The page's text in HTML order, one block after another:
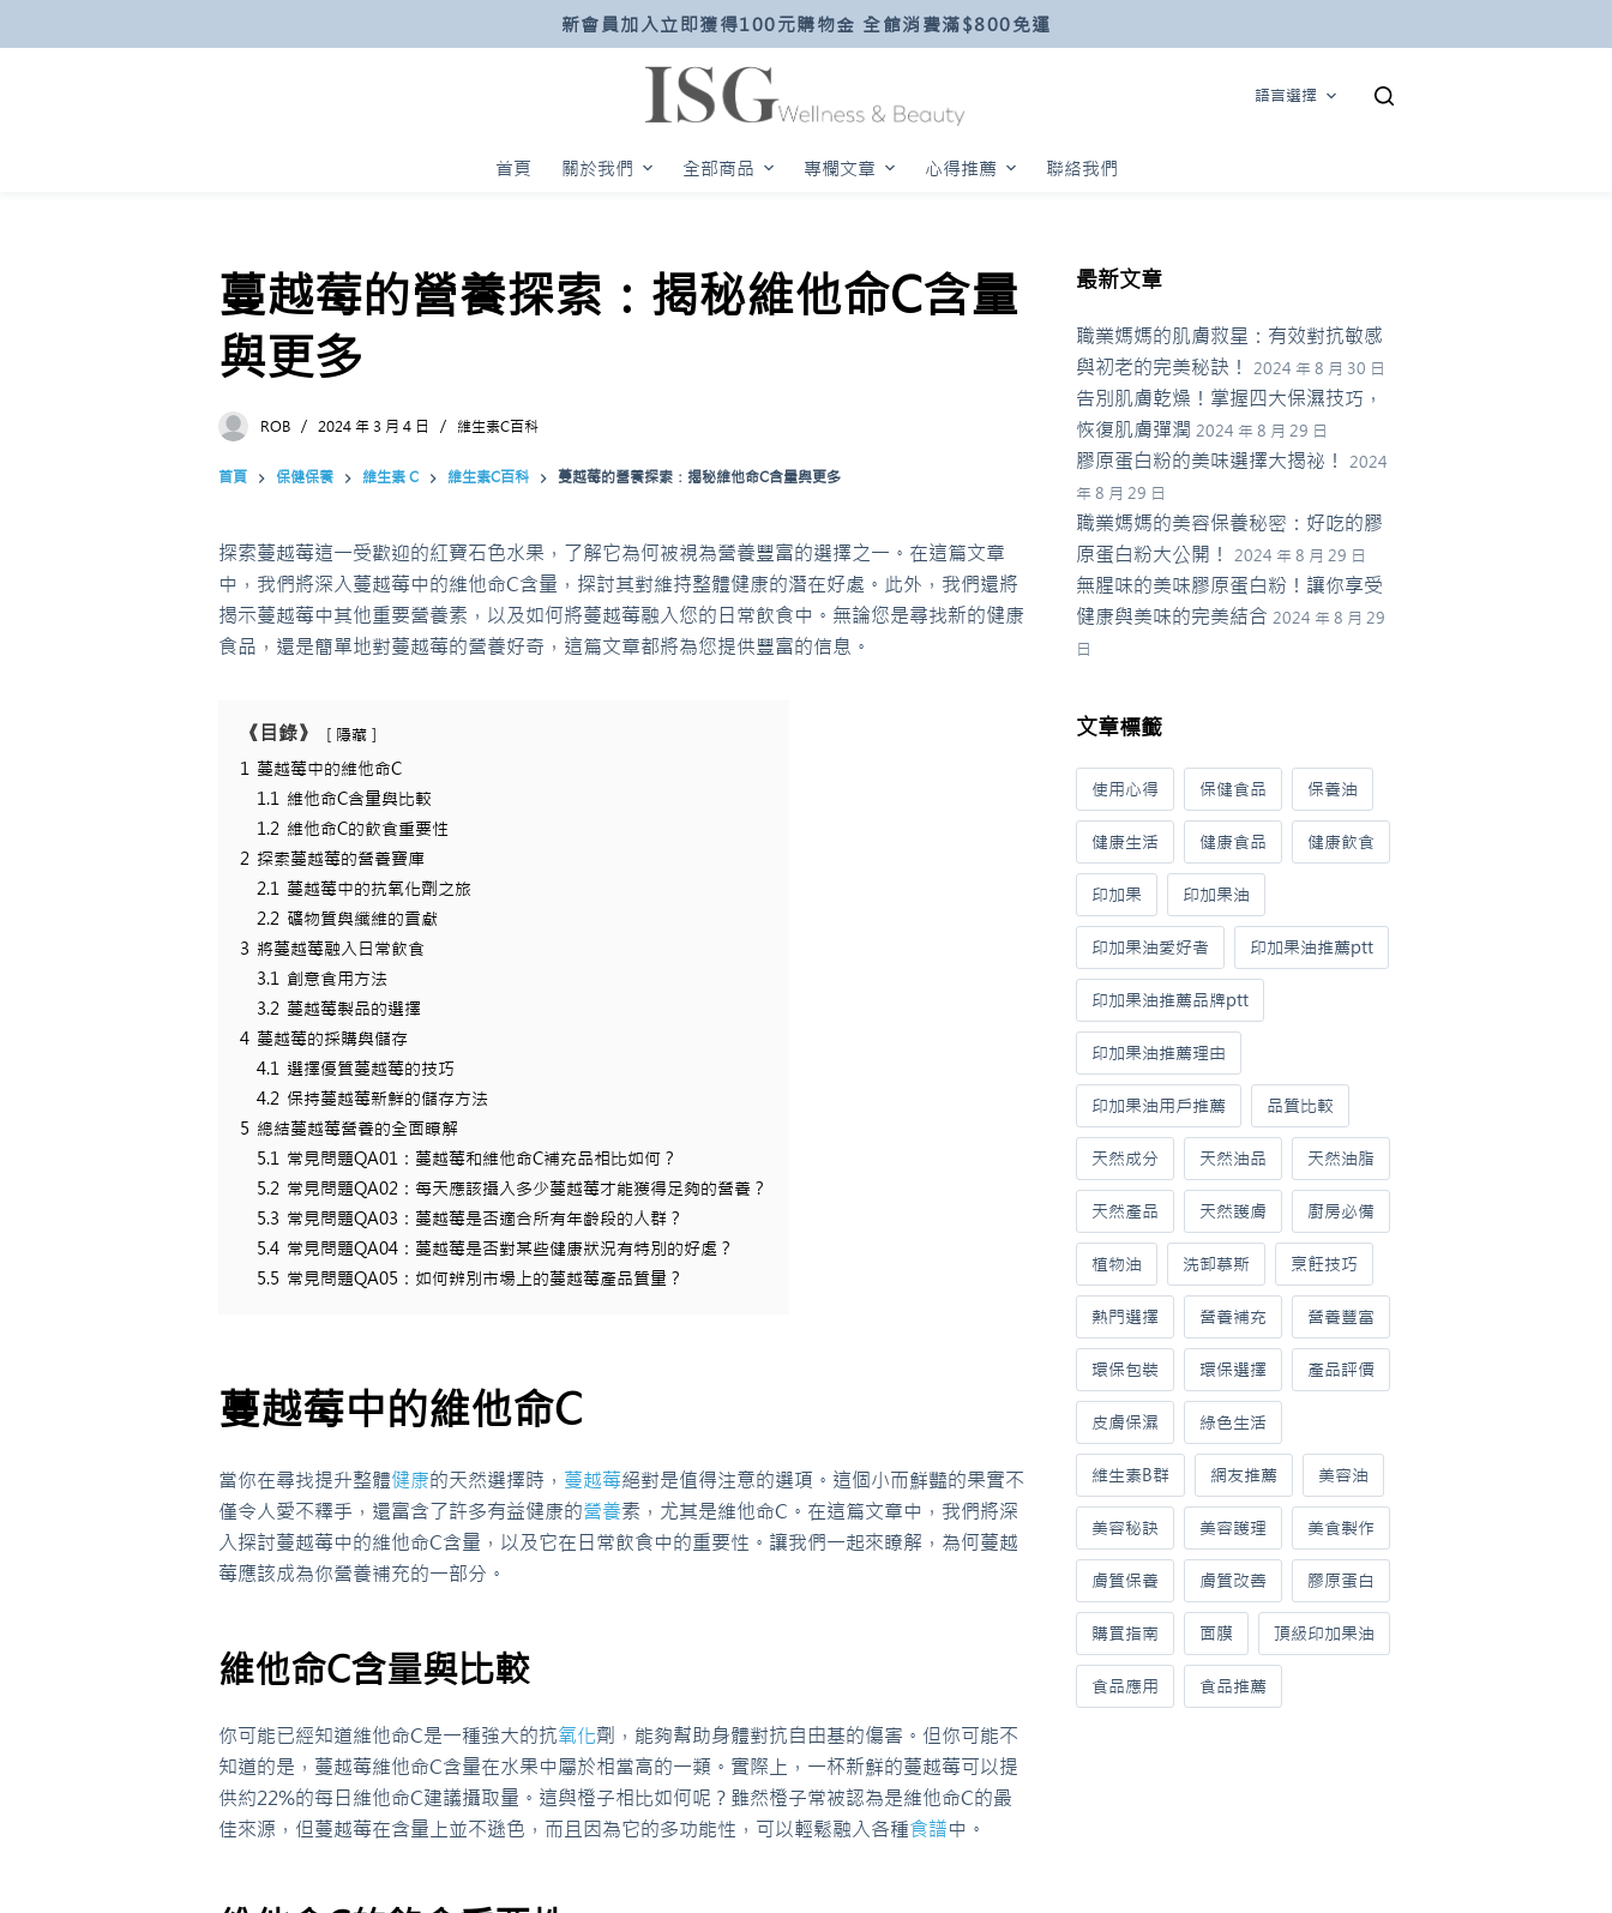
新會員加入立即獲得100元購物金 全館消費滿$800免運
語言選擇
首頁 關於我們 全部商品 專欄文章 心得推薦 聯絡我們
蔓越莓的營養探索：揭秘維他命C含量
與更多
ROB 2024 年 3 月 4 日 維生素C百科
首頁 保健保養 維生素 C 維生素C百科 蔓越莓的營養探索：揭秘維他命C含量與更多
探索蔓越莓這一受歡迎的紅寶石色水果，了解它為何被視為營養豐富的選擇之一。在這篇文章
中，我們將深入蔓越莓中的維他命C含量，探討其對維持整體健康的潛在好處。此外，我們還將
揭示蔓越莓中其他重要營養素，以及如何將蔓越莓融入您的日常飲食中。無論您是尋找新的健康
食品，還是簡單地對蔓越莓的營養好奇，這篇文章都將為您提供豐富的信息。
《目錄》 隱藏
1 蔓越莓中的維他命C
1.1 維他命C含量與比較
1.2 維他命C的飲食重要性
2 探索蔓越莓的營養寶庫
2.1 蔓越莓中的抗氧化劑之旅
2.2 礦物質與纖維的貢獻
3 將蔓越莓融入日常飲食
3.1 創意食用方法
3.2 蔓越莓製品的選擇
4 蔓越莓的採購與儲存
4.1 選擇優質蔓越莓的技巧
4.2 保持蔓越莓新鮮的儲存方法
5 總結蔓越莓營養的全面瞭解
5.1 常見問題QA01：蔓越莓和維他命C補充品相比如何？
5.2 常見問題QA02：每天應該攝入多少蔓越莓才能獲得足夠的營養？
5.3 常見問題QA03：蔓越莓是否適合所有年齡段的人群？
5.4 常見問題QA04：蔓越莓是否對某些健康狀況有特別的好處？
5.5 常見問題QA05：如何辨別市場上的蔓越莓產品質量？
蔓越莓中的維他命C
當你在尋找提升整體健康的天然選擇時， 蔓越莓絕對是值得注意的選項。這個小而鮮豔的果實不
僅令人愛不釋手，還富含了許多有益健康的營養素，尤其是維他命C。在這篇文章中，我們將深
入探討蔓越莓中的維他命C含量，以及它在日常飲食中的重要性。讓我們一起來瞭解，為何蔓越
莓應該成為你營養補充的一部分。
維他命C含量與比較
你可能已經知道維他命C是一種強大的抗氧化劑，能夠幫助身體對抗自由基的傷害。但你可能不
知道的是，蔓越莓維他命C含量在水果中屬於相當高的一類。實際上，一杯新鮮的蔓越莓可以提
供約22%的每日維他命C建議攝取量。這與橙子相比如何呢？雖然橙子常被認為是維他命C的最
佳來源，但蔓越莓在含量上並不遜色，而且因為它的多功能性，可以輕鬆融入各種食譜中。
最新文章
職業媽媽的肌膚救星：有效對抗敏感
與初老的完美秘訣！
2024 年 8 月 30 日
告別肌膚乾燥！掌握四大保濕技巧，
恢復肌膚彈潤 2024 年 8 月 29 日
膠原蛋白粉的美味選擇大揭祕！
2024
年 8 月 29 日
職業媽媽的美容保養秘密：好吃的膠
原蛋白粉大公開！
2024 年 8 月 29 日
無腥味的美味膠原蛋白粉！讓你享受
健康與美味的完美結合 2024 年 8 月 29
日
文章標籤
使用心得 保健食品 保養油
健康生活 健康食品 健康飲食
印加果 印加果油
印加果油愛好者 印加果油推薦ptt
印加果油推薦品牌ptt
印加果油推薦理由
印加果油用戶推薦 品質比較
天然成分 天然油品 天然油脂
天然產品 天然護膚 廚房必備
植物油 洗卸慕斯 烹飪技巧
熱門選擇 營養補充 營養豐富
環保包裝 環保選擇 產品評價
皮膚保濕 綠色生活
維生素B群 網友推薦 美容油
美容秘訣 美容護理 美食製作
膚質保養 膚質改善 膠原蛋白
購買指南 面膜 頂級印加果油
食品應用 食品推薦